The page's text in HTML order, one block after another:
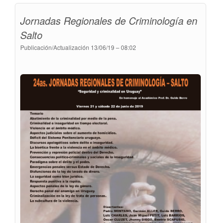
Jornadas Regionales de Criminología en
Salto
Publicación/Actualización 13/06/19 – 08:02